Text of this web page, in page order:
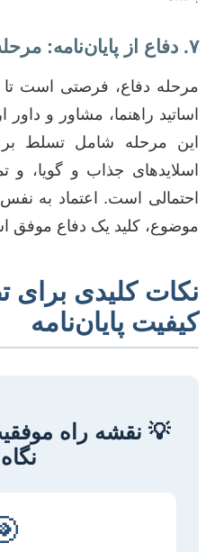
۷. دفاع از پایان‌نامه: مرحله نهایی
مرحله دفاع، فرصتی است
اساتید راهنما، مشاور و
این مرحله شامل تسلط بر
اسلایدهای جذاب و گویا، و
موضوع، کلید یک دفاع موفق
نکات کلیدی
کیفیت پایان‌نامه
💡 نقشه راه